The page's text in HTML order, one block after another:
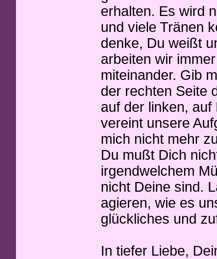
erhalten. Es wird
und viele Tränen
denke, Du weißt
arbeiten wir
miteinander. Gib
der rechten Seite
auf der linken,
vereint unsere
mich nicht mehr
Du mußt Dich
irgendwelchem
nicht Deine sind.
agieren, wie es
glückliches und
In tiefer Liebe,